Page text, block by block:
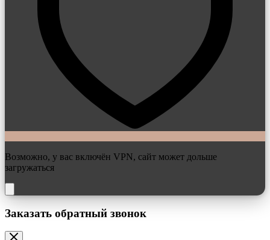
Возможно, у вас включён VPN, сайт может дольше
загружаться
Заказать обратный звонок